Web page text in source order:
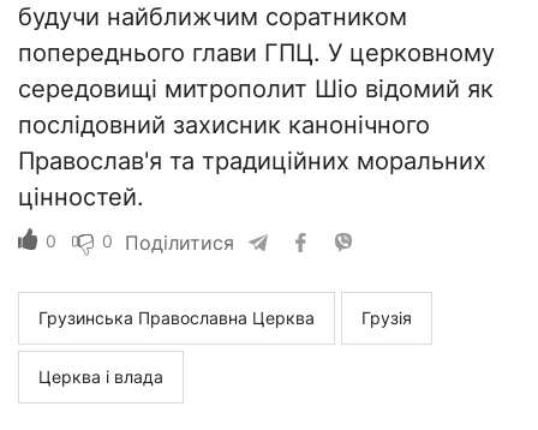
будучи найближчим соратником
попереднього глави ГПЦ. У церковному
середовищі митрополит Шіо відомий як
послідовний захисник канонічного
Православ'я та традиційних моральних
цінностей.
0 0 Поділитися
Грузинська Православна Церква Грузія
Церква і влада